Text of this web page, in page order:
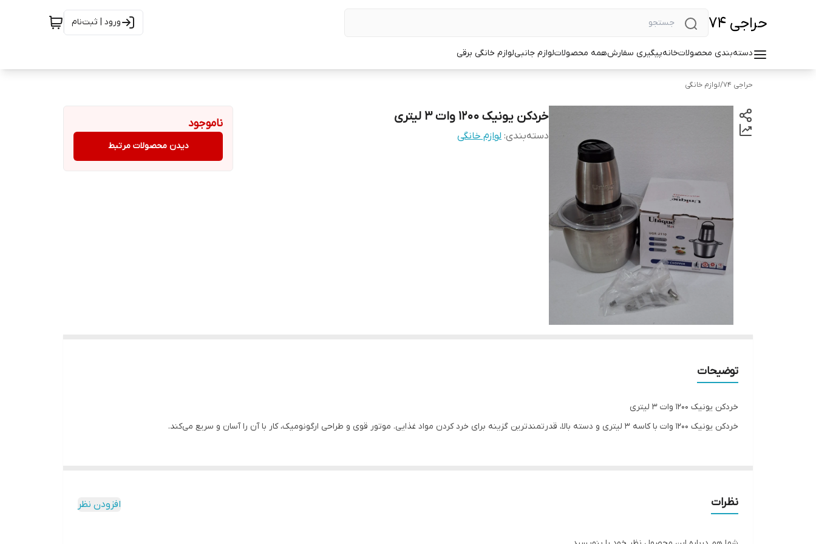
حراجی ۷۴ ورود | ثبت‌نام
دسته‌بندی محصولاتخانهپیگیری سفارشهمه محصولاتلوازم جانبیلوازم خانگی برقی
حراجی ۷۴ /لوازم خانگی
خردکن یونیک ۱۲۰۰ وات ۳ لیتری
دسته‌بندی: لوازم خانگی
ناموجود
دیدن محصولات مرتبط
توضیحات
خردکن یونیک ۱۲۰۰ وات ۳ لیتری
خردکن یونیک ۱۲۰۰ وات با کاسه ۳ لیتری و دسته بالا، قدرتمندترین گزینه برای خرد کردن مواد غذایی. موتور قوی و طراحی ارگونومیک، کار با آن را آسان و سریع می‌کند.
نظرات افزودن نظر